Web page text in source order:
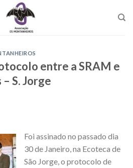
entre a SRAM e
S. Jorge
Foi assinado no passado dia
30 de Janeiro, na Ecoteca de
São Jorge, o protocolo de